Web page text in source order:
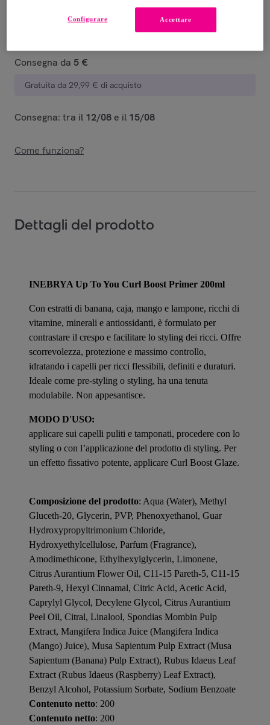
Consegna da 5 €
Gratuita da 29,99 € di acquisto
Consegna: tra il 12/08 e il 15/08
Come funziona?
Dettagli del prodotto
INEBRYA Up To You Curl Boost Primer 200ml
Con estratti di banana, caja, mango e lampone, ricchi di
vitamine, minerali e antiossidanti, è formulato per
contrastare il crespo e facilitare lo styling dei ricci. Offre
scorrevolezza, protezione e massimo controllo,
idratando i capelli per ricci flessibili, definiti e duraturi.
Ideale come pre-styling o styling, ha una tenuta
modulabile. Non appesantisce.
MODO D'USO:
applicare sui capelli puliti e tamponati, procedere con lo
styling o con l’applicazione del prodotto di styling. Per
un effetto fissativo potente, applicare Curl Boost Glaze.
Composizione del prodotto: Aqua (Water), Methyl
Gluceth-20, Glycerin, PVP, Phenoxyethanol, Guar
Hydroxypropyltrimonium Chloride,
Hydroxyethylcellulose, Parfum (Fragrance),
Amodimethicone, Ethylhexylglycerin, Limonene,
Citrus Aurantium Flower Oil, C11-15 Pareth-5, C11-15
Pareth-9, Hexyl Cinnamal, Citric Acid, Acetic Acid,
Caprylyl Glycol, Decylene Glycol, Citrus Aurantium
Peel Oil, Citral, Linalool, Spondias Mombin Pulp
Extract, Mangifera Indica Juice (Mangifera Indica
(Mango) Juice), Musa Sapientum Pulp Extract (Musa
Sapientum (Banana) Pulp Extract), Rubus Idaeus Leaf
Extract (Rubus Idaeus (Raspberry) Leaf Extract),
Benzyl Alcohol, Potassium Sorbate, Sodium Benzoate
Contenuto netto: 200
Contenuto netto: 200
Accettare
Configurare